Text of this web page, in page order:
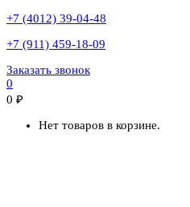
+7 (4012) 39-04-48
+7 (911) 459-18-09
Заказать звонок
0
0 ₽
Нет товаров в корзине.